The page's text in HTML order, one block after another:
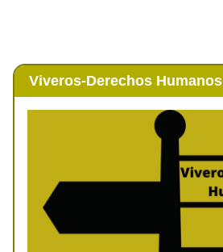
Viveros-Derechos Humanos